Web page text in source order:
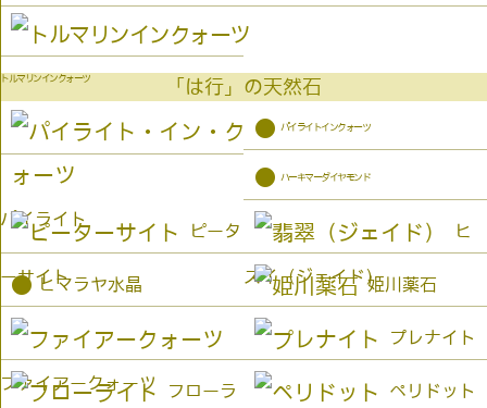
トルマリンインクォーツ 「は行」の天然石
パイライト
● パイライトインクォーツ
● ハーキマーダイヤモンド
ピータ
ーサイト
ヒ
スイ（ジェイド）
● ヒマラヤ水晶 姫川薬石
ファイアークォーツ
プレナイト
フローラ ペリドット